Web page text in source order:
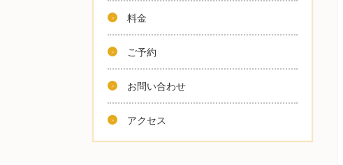
料金
ご予約
お問い合わせ
アクセス